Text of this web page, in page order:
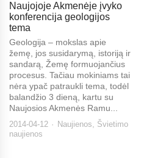
Naujojoje Akmenėje įvyko
konferencija geologijos
tema
Geologija – mokslas apie
žemę, jos susidarymą, istoriją ir
sandarą, Žemę formuojančius
procesus. Tačiau mokiniams tai
nėra ypač patraukli tema, todėl
balandžio 3 dieną, kartu su
Naujosios Akmenės Ramu...
2014-04-12 Naujienos, Švietimo
naujienos